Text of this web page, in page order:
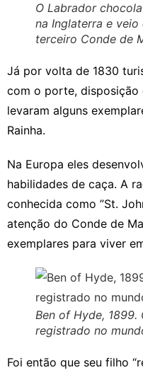
O Labrador
na Inglaterra e
terceiro Conde de
Já por volta de 1830
com o porte, disposição
levaram alguns
Rainha.
Na Europa eles
habilidades de caça. A
conhecida como ”St.
atenção do Conde de
exemplares para viver
Ben of Hyde,
registrado no
Foi então que seu filho